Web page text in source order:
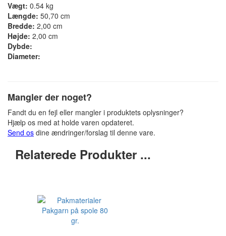
Vægt: 0.54 kg
Længde: 50,70 cm
Bredde: 2,00 cm
Højde: 2,00 cm
Dybde:
Diameter:
Mangler der noget?
Fandt du en fejl eller mangler i produktets oplysninger?
Hjælp os med at holde varen opdateret.
Send os dine ændringer/forslag til denne vare.
Relaterede Produkter ...